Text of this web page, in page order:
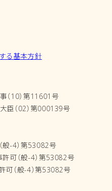
る基本方針
（10）第11601号
臣（02）第000139号
-4）第53082号
可（般-4）第53082号
（般-4）第53082号